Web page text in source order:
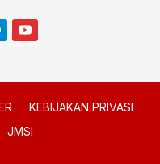
KEBIJAKAN PRIVASI
JMSI